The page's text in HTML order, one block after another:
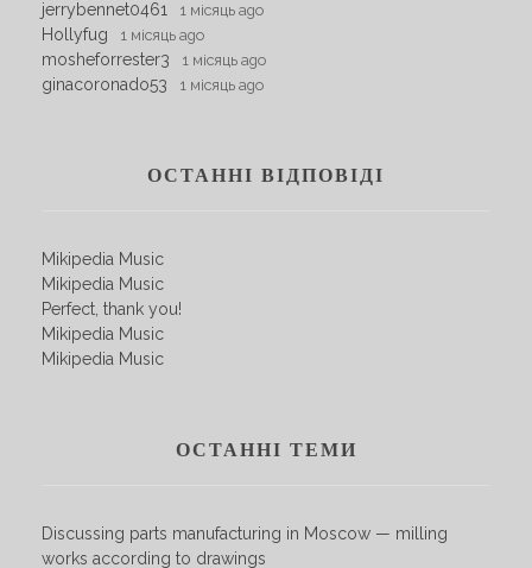
jerrybennet0461 1 місяць ago
Hollyfug 1 місяць ago
mosheforrester3 1 місяць ago
ginacoronado53 1 місяць ago
ОСТАННІ ВІДПОВІДІ
Mikipedia Music
Mikipedia Music
Perfect, thank you!
Mikipedia Music
Mikipedia Music
ОСТАННІ ТЕМИ
Discussing parts manufacturing in Moscow — milling
works according to drawings